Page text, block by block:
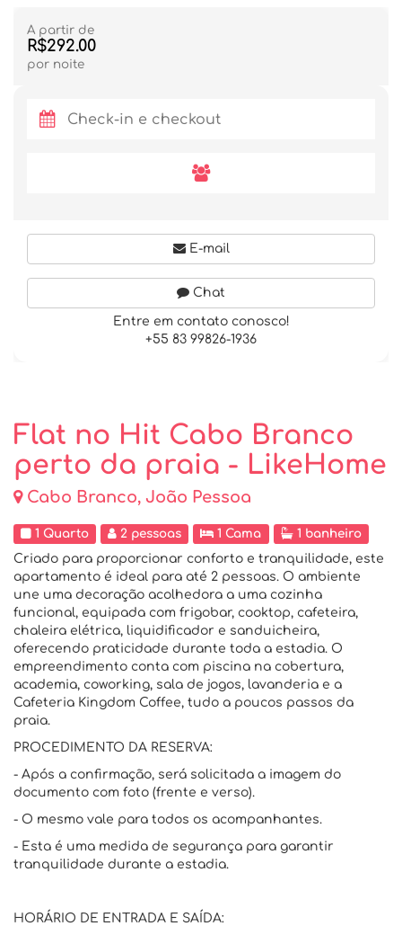
Flat no Hit Cabo Branco
perto da praia - LikeHome
Cabo Branco, João Pessoa
1 Quarto 2 pessoas 1 Cama
1 banheiro
Criado para proporcionar conforto e tranquilidade, este
apartamento é ideal para até 2 pessoas. O ambiente
une uma decoração acolhedora a uma cozinha
funcional, equipada com frigobar, cooktop, cafeteira,
chaleira elétrica, liquidificador e sanduicheira,
oferecendo praticidade durante toda a estadia. O
empreendimento conta com piscina na cobertura,
academia, coworking, sala de jogos, lavanderia e a
Cafeteria Kingdom Coffee, tudo a poucos passos da
praia.
PROCEDIMENTO DA RESERVA:
- Após a confirmação, será solicitada a imagem do
documento com foto (frente e verso).
- O mesmo vale para todos os acompanhantes.
- Esta é uma medida de segurança para garantir
tranquilidade durante a estadia.
HORÁRIO DE ENTRADA E SAÍDA:
A partir de
R$292.00
por noite
E-mail
Chat
Entre em contato conosco!
+55 83 99826-1936